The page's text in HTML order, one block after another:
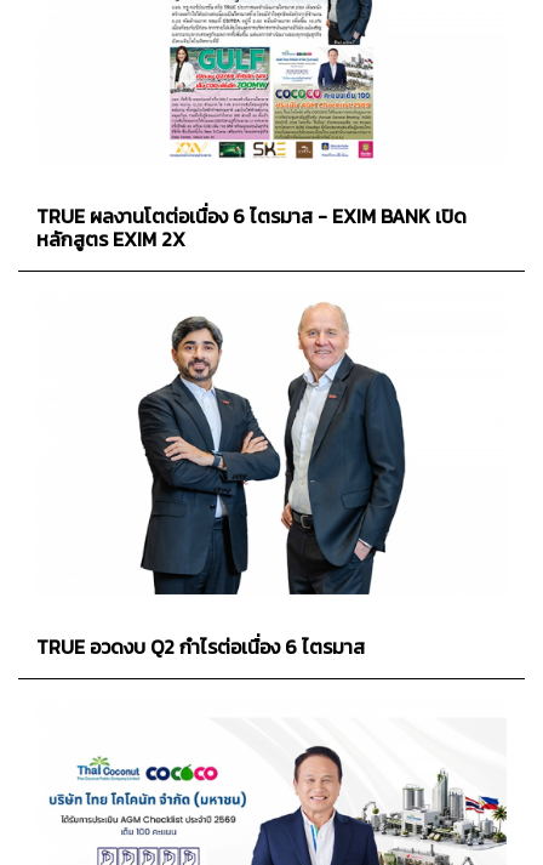
TRUE ผลงานโตต่อเนื่อง 6 ไตรมาส - EXIM BANK เปิด
หลักสูตร EXIM 2X
TRUE อวดงบ Q2 กำไรต่อเนื่อง 6 ไตรมาส